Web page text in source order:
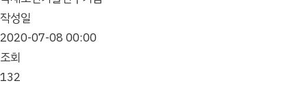
작성일
2020-07-08 00:00
조회
132